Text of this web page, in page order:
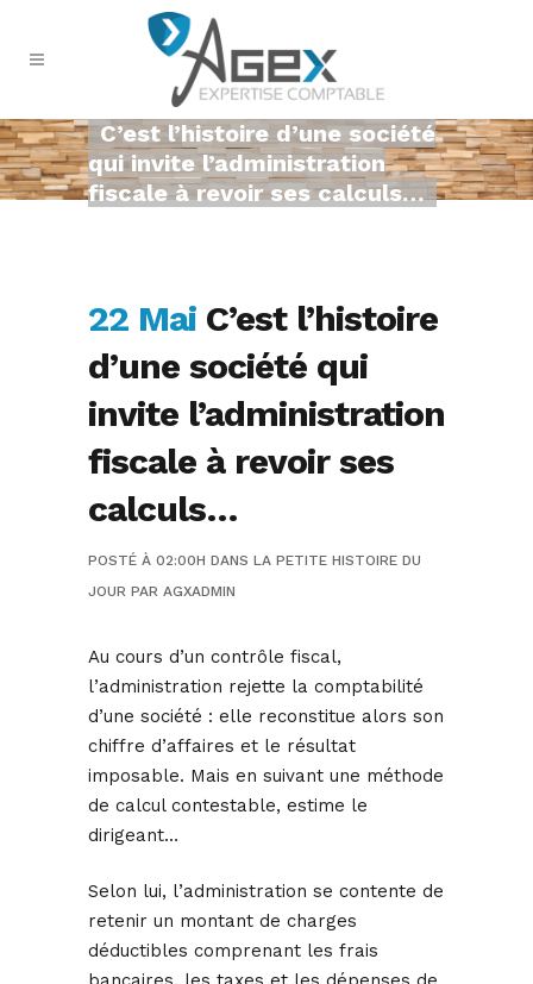
C’est l’histoire d’une société
qui invite l’administration
fiscale à revoir ses calculs…
22 Mai C’est l’histoire
d’une société qui
invite l’administration
fiscale à revoir ses
calculs…
POSTÉ À 02:00H DANS LA PETITE HISTOIRE DU
JOUR PAR AGXADMIN
Au cours d’un contrôle fiscal,
l’administration rejette la comptabilité
d’une société : elle reconstitue alors son
chiffre d’affaires et le résultat
imposable. Mais en suivant une méthode
de calcul contestable, estime le
dirigeant…
Selon lui, l’administration se contente de
retenir un montant de charges
déductibles comprenant les frais